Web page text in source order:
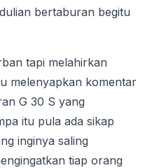
bertaburan begitu
tapi melahirkan
melenyapkan komentar
G 30 S yang
itu pula ada sikap
inginya saling
tiap orang